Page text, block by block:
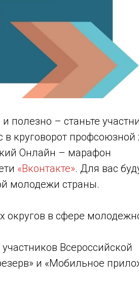
полезно – станьте
в круговорот
Онлайн – марафон
«Вконтакте». Для вас
молодежи страны.
округов в сфере
Всероссийской
и «Мобильное